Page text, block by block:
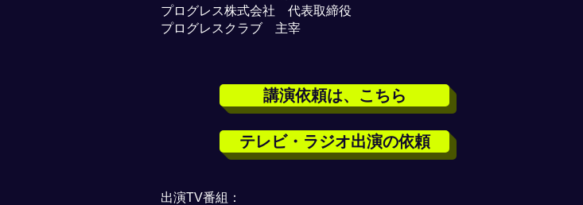
プログレス株式会社 代表取締役
​プログレスクラブ 主宰
講演依頼は、こちら
テレビ・ラジオ出演の依頼
出演TV番組：